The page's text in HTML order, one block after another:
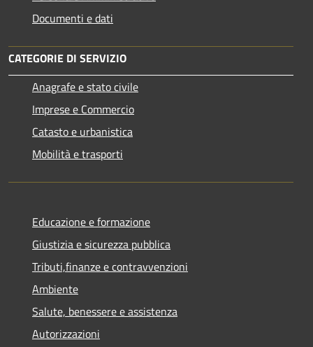
Documenti e dati
CATEGORIE DI SERVIZIO
Anagrafe e stato civile
Imprese e Commercio
Catasto e urbanistica
Mobilità e trasporti
Educazione e formazione
Giustizia e sicurezza pubblica
Tributi,finanze e contravvenzioni
Ambiente
Salute, benessere e assistenza
Autorizzazioni